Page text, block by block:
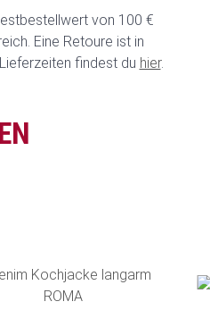
von 100 €
Eine Retoure ist in
findest du hier.